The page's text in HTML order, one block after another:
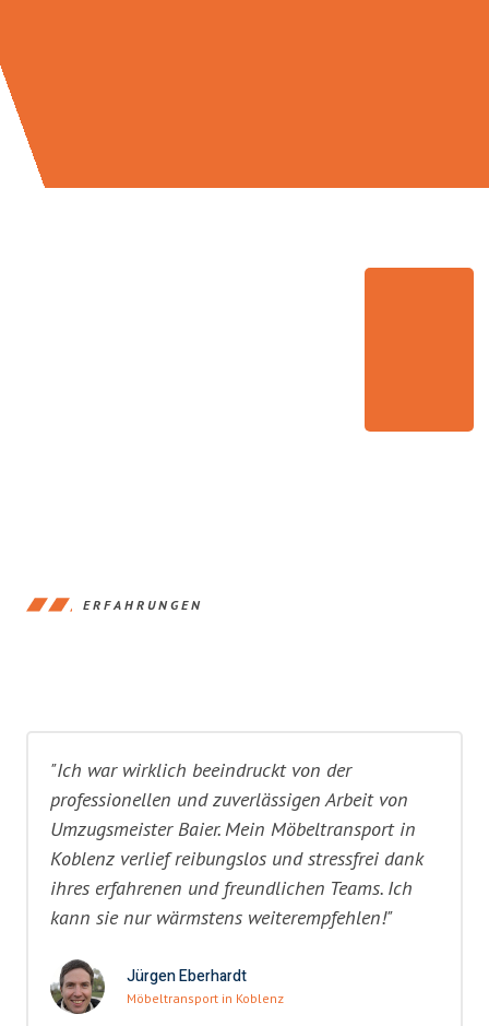
ERFAHRUNGEN
"Ich war wirklich beeindruckt von der
professionellen und zuverlässigen Arbeit von
Umzugsmeister Baier. Mein Möbeltransport in
Koblenz verlief reibungslos und stressfrei dank
ihres erfahrenen und freundlichen Teams. Ich
kann sie nur wärmstens weiterempfehlen!"
Jürgen Eberhardt
Möbeltransport in Koblenz